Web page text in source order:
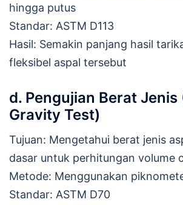
hingga putus
Standar: ASTM D113
Hasil: Semakin panjang hasil
fleksibel aspal tersebut
d. Pengujian Berat
Gravity Test)
Tujuan: Mengetahui berat jenis
dasar untuk perhitungan volume
Metode: Menggunakan
Standar: ASTM D70